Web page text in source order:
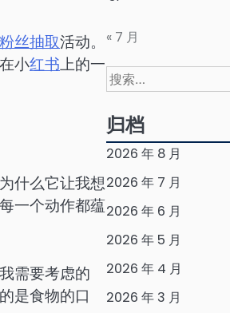
粉丝抽取活动。
小红书上的一
什么它让我想
一个动作都蕴
需要考虑的
是食物的口
« 7 月
搜
索：
归档
2026 年 8 月
2026 年 7 月
2026 年 6 月
2026 年 5 月
2026 年 4 月
2026 年 3 月